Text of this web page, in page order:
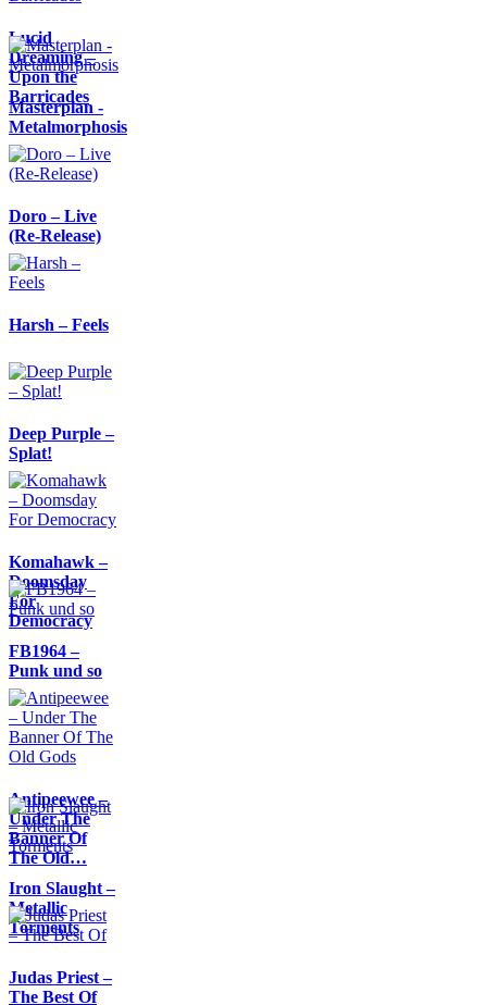
Lucid
Dreaming –
Upon the
Barricades
Masterplan -
Metalmorphosis
Doro – Live
(Re-Release)
Harsh – Feels
Deep Purple –
Splat!
Komahawk –
Doomsday
For
Democracy
FB1964 –
Punk und so
Antipeewee –
Under The
Banner Of
The Old…
Iron Slaught –
Metallic
Torments
Judas Priest –
The Best Of